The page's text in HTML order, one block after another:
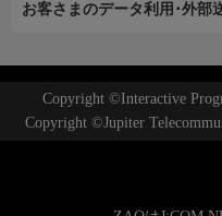
お客さまのデータ利用･外部
Copyright ©Interactive
Copyright ©Jupiter